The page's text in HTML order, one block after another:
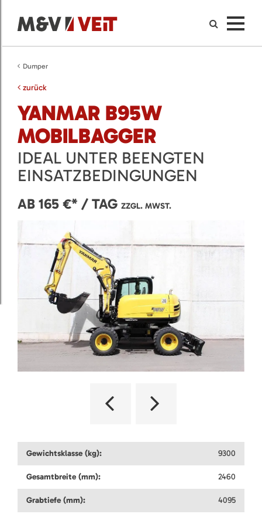
Dumper
zurück
YANMAR B95W
MOBILBAGGER
IDEAL UNTER BEENGTEN
EINSATZBEDINGUNGEN
AB 165 €* / TAG ZZGL. MWST.
Gewichtsklasse (kg): 9300
Gesamtbreite (mm): 2460
Grabtiefe (mm): 4095